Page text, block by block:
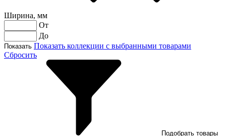
Ширина, мм
От
До
Показать Показать коллекции с выбранными товарами
Сбросить